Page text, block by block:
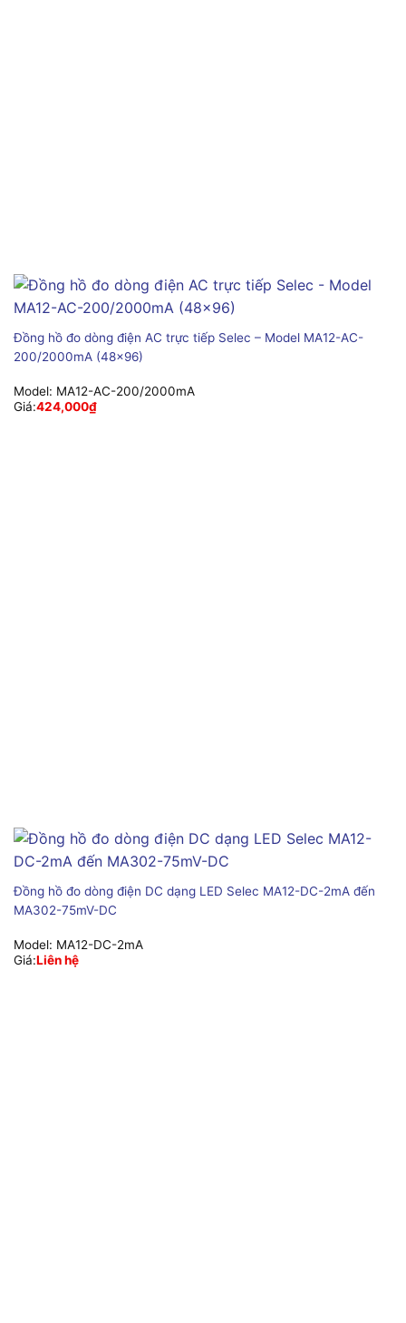
Đồng hồ đo dòng điện AC trực tiếp Selec – Model MA12-AC-
200/2000mA (48×96)
Model: MA12-AC-200/2000mA
Giá:424,000₫
Đồng hồ đo dòng điện DC dạng LED Selec MA12-DC-2mA đến
MA302-75mV-DC
Model: MA12-DC-2mA
Giá:Liên hệ